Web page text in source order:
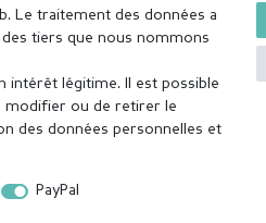
Droit de rétractation
jours fériés), sauf les articles fabriqués
Le traitement des données a
tiers que nous nommons
intérêt légitime. Il est possible
modifier ou de retirer le
des données personnelles et
PayPal